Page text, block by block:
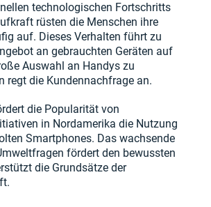
technologischen Fortschritts
rüsten die Menschen ihre
auf. Dieses Verhalten führt zu
an gebrauchten Geräten auf
Auswahl an Handys zu
regt die Kundennachfrage an.
die Popularität von
in Nordamerika die Nutzung
Smartphones. Das wachsende
fördert den bewussten
die Grundsätze der